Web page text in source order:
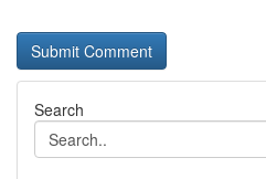
Search